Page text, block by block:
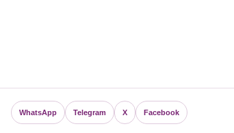
Facebook
X
Telegram
WhatsApp